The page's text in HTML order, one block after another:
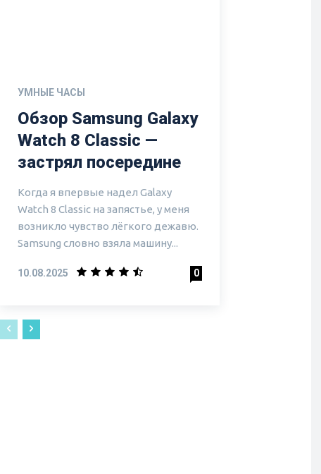
УМНЫЕ ЧАСЫ
Обзор Samsung Galaxy
Watch 8 Classic —
застрял посередине
Когда я впервые надел Galaxy
Watch 8 Classic на запястье, у меня
возникло чувство лёгкого дежавю.
Samsung словно взяла машину...
10.08.2025 0